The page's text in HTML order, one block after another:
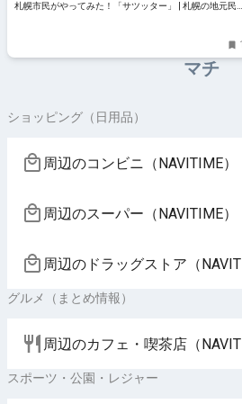
札幌市民がやってみた！「サツッター」 | 札幌の地元民
1
マチ
ショッピング（日用品）
周辺のコンビニ（NAVITIME）
周辺のスーパー（NAVITIME）
周辺のドラッグストア（
グルメ（まとめ情報）
周辺のカフェ・喫茶店（
スポーツ・公園・レジャー